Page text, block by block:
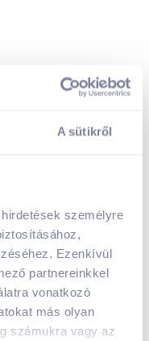
A sütikről
személyre
Ezenkívül
partnereinkkel
vonatkozó
más olyan
számukra vagy az
hajsampon és
clean
/db(27% áfa)